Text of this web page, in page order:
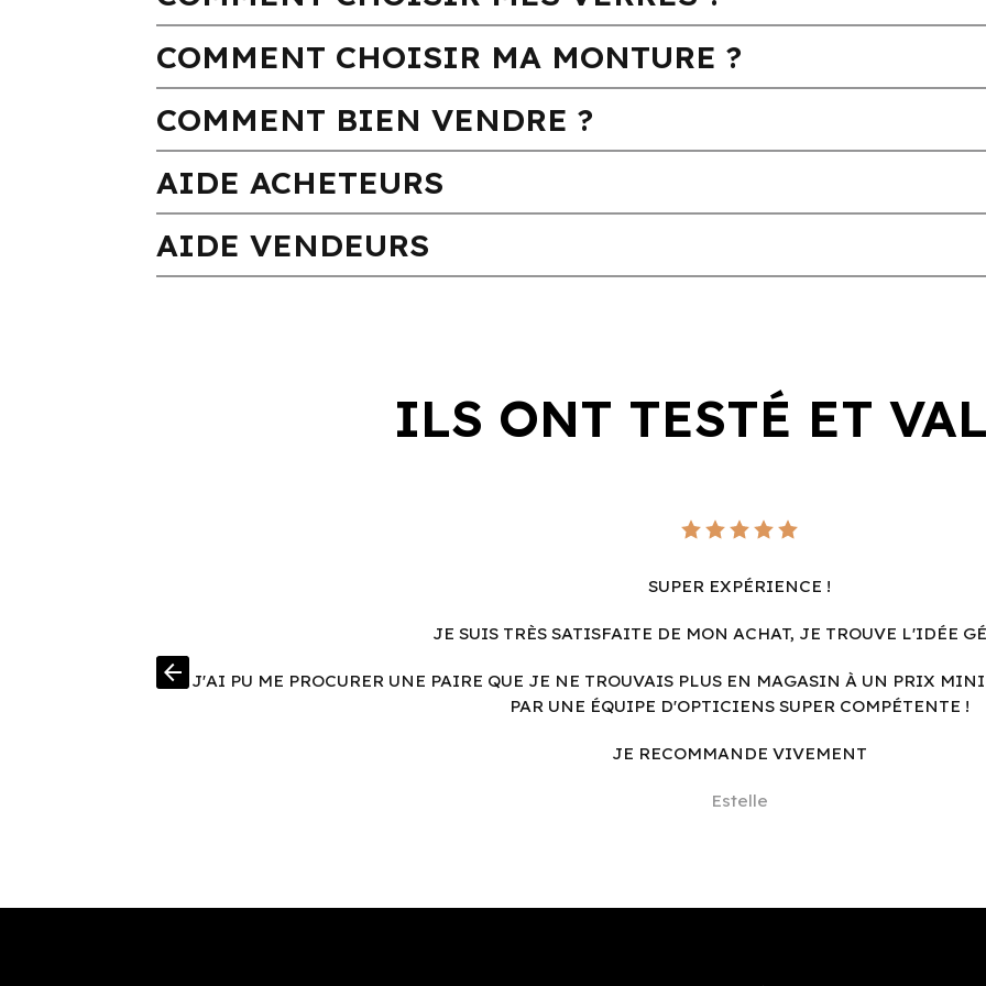
COMMENT CHOISIR MA MONTURE ?
COMMENT BIEN VENDRE ?
AIDE ACHETEURS
AIDE VENDEURS
ILS ONT TESTÉ ET
SUPER EXPÉRIENCE !
JE SUIS TRÈS SATISFAITE DE MON ACHAT, JE TROUVE L'IDÉE
J'AI PU ME PROCURER UNE PAIRE QUE JE NE TROUVAIS PLUS EN MAGASIN À UN PRIX
PAR UNE ÉQUIPE D'OPTICIENS SUPER COMPÉTENTE !
JE RECOMMANDE VIVEMENT
Estelle
arrow_back